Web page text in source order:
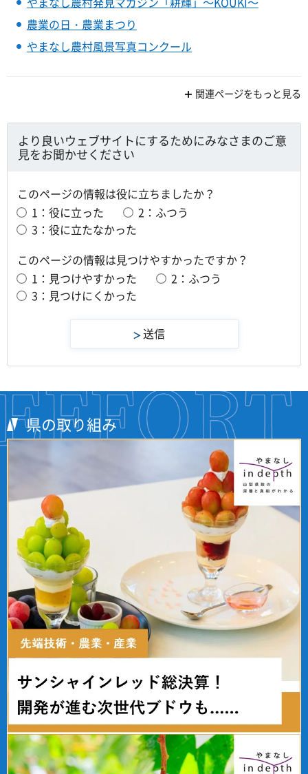
農業の日・農業まつり
やまなし農村風景写真コンクール
関連ページをもっと見る
より良いウェブサイトにするためにみなさまのご意
見をお聞かせください
このページの情報は役に立ちましたか？
1：役に立った
2：ふつう
3：役に立たなかった
このページの情報は見つけやすかったですか？
1：見つけやすかった
2：ふつう
3：見つけにくかった
県の取り組み